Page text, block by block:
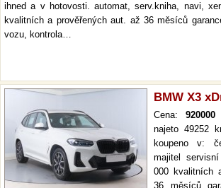
ihned a v hotovosti. automat, serv.kniha, navi,
kvalitních a prověřených aut. až 36 měsíců
vozu, kontrola…
BMW X3
Cena: 920000
najeto 49252
koupeno v:
majitel
000 kvalitních
36 měsíců